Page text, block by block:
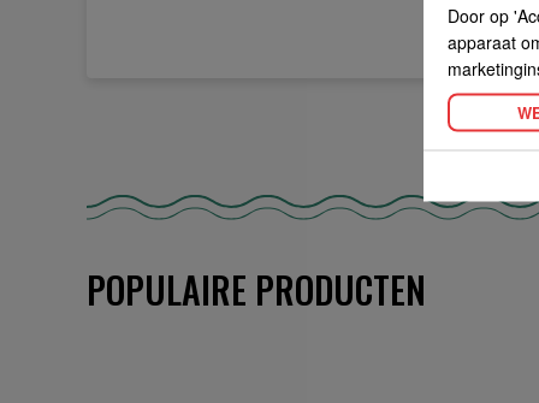
POPULAIRE PRODUCTEN
Door op
apparaat